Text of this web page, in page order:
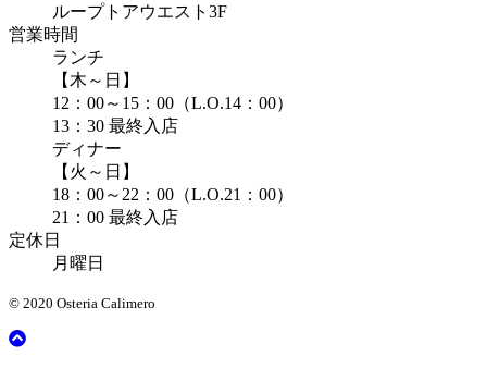
ループトアウエスト3F
営業時間
ランチ
【木～日】
12：00～15：00（L.O.14：00）
13：30 最終入店
ディナー
【火～日】
18：00～22：00（L.O.21：00）
21：00 最終入店
定休日
月曜日
© 2020 Osteria Calimero